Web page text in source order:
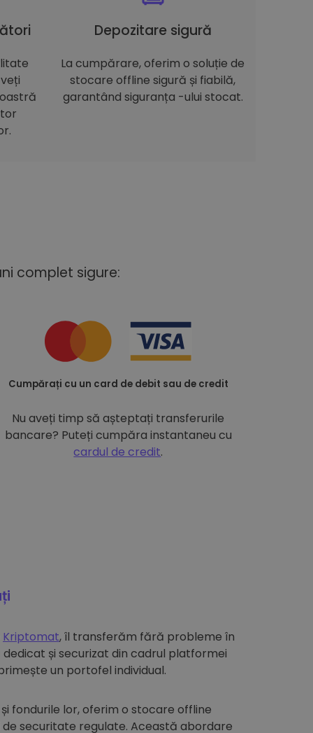
Depozitare sigură
La cumpărare, oferim o soluție de
stocare offline sigură și fiabilă,
garantând siguranța -ului stocat.
complet sigure:
Cumpărați cu un card de debit sau de credit
Nu aveți timp să așteptați transferurile
bancare? Puteți cumpăra instantaneu cu
cardul de credit.
Kriptomat, îl transferăm fără probleme în
și securizat din cadrul platformei
un portofel individual.
fondurile lor, oferim o stocare offline
securitate regulate. Această abordare